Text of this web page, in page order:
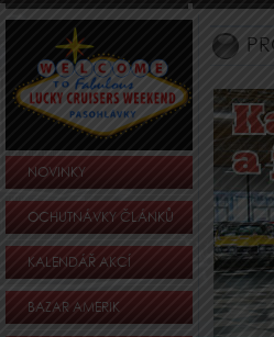
NOVINKY
OCHUTNÁVKY ČLÁNKŮ
KALENDÁŘ AKCÍ
BAZAR AMERIK